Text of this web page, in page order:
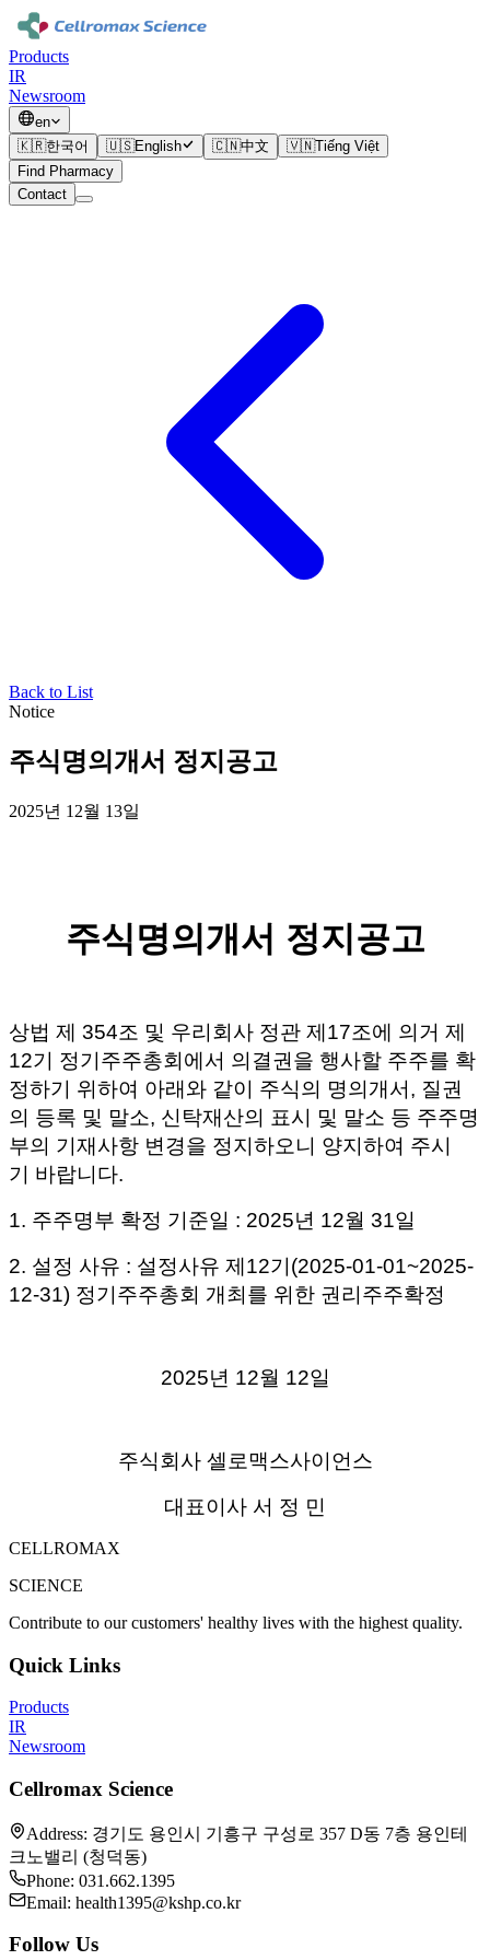
Products
IR
Newsroom
en
🇰🇷한국어 🇺🇸English 🇨🇳中文 🇻🇳Tiếng Việt
Find Pharmacy
Contact
Back to List
Notice
주식명의개서 정지공고
2025년 12월 13일
주식명의개서 정지공고
상법 제 354조 및 우리회사 정관 제17조에 의거 제
12기 정기주주총회에서 의결권을 행사할 주주를 확
정하기 위하여 아래와 같이 주식의 명의개서, 질권
의 등록 및 말소, 신탁재산의 표시 및 말소 등 주주명
부의 기재사항 변경을 정지하오니 양지하여 주시
기 바랍니다.
1. 주주명부 확정 기준일 : 2025년 12월 31일
2. 설정 사유 : 설정사유 제12기(2025-01-01~2025-
12-31) 정기주주총회 개최를 위한 권리주주확정
2025년 12월 12일
주식회사 셀로맥스사이언스
대표이사 서 정 민
CELLROMAX
SCIENCE
Contribute to our customers' healthy lives with the highest quality.
Quick Links
Products
IR
Newsroom
Cellromax Science
Address: 경기도 용인시 기흥구 구성로 357 D동 7층 용인테
크노밸리 (청덕동)
Phone: 031.662.1395
Email: health1395@kshp.co.kr
Follow Us